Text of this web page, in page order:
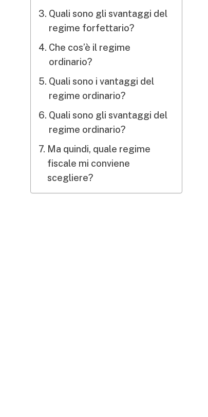
Quali sono gli svantaggi del
regime forfettario?
Che cos’è il regime
ordinario?
Quali sono i vantaggi del
regime ordinario?
Quali sono gli svantaggi del
regime ordinario?
Ma quindi, quale regime
fiscale mi conviene
scegliere?